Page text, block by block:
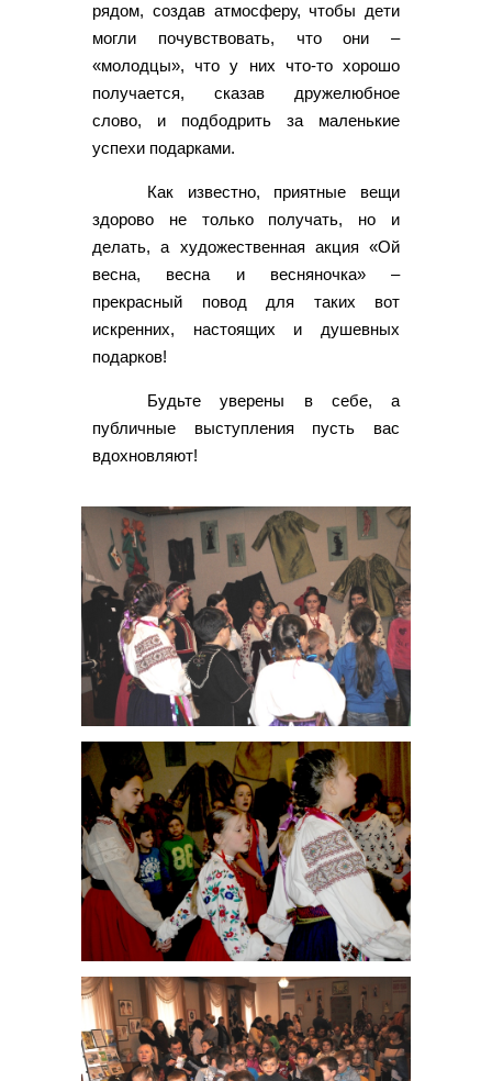
рядом, создав атмосферу, чтобы дети
могли почувствовать, что они –
«молодцы», что у них что-то хорошо
получается, сказав дружелюбное
слово, и подбодрить за маленькие
успехи подарками.
Как известно, приятные вещи
здорово не только получать, но и
делать, а художественная акция «Ой
весна, весна и весняночка» –
прекрасный повод для таких вот
искренних, настоящих и душевных
подарков!
Будьте уверены в себе, а
публичные выступления пусть вас
вдохновляют!